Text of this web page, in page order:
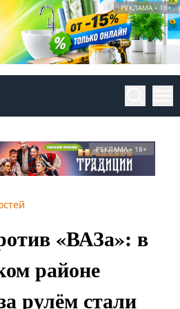
РЕКЛАМА • 18+
РЕКЛАМА • 18+
«ВАЗа»: в
районе
рулём стали